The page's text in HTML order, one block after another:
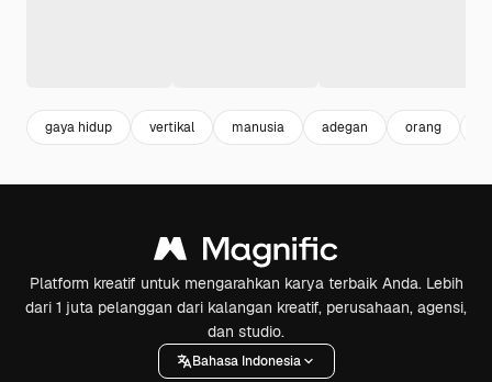
gaya hidup vertikal manusia adegan orang
Platform kreatif untuk mengarahkan karya terbaik Anda. Lebih
dari 1 juta pelanggan dari kalangan kreatif, perusahaan, agensi,
dan studio.
Bahasa Indonesia